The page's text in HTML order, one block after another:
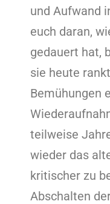
und Aufwand
euch daran,
gedauert hat,
sie heute
Bemühungen
teilweise
wieder das
kritischer zu
Abschalten